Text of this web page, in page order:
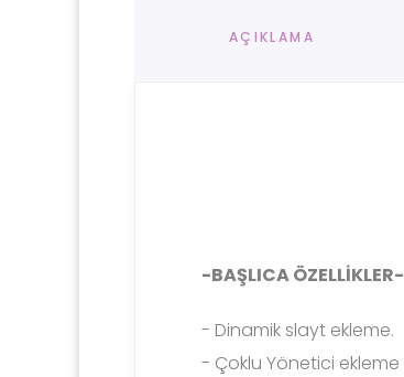
AÇIKLAMA
-BAŞLICA ÖZELLİKLER-
- Dinamik slayt ekleme.
- Çoklu Yönetici ekleme